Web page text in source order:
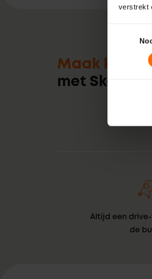
verstrekt
Maak kennis
met Skodora
Altijd een
de